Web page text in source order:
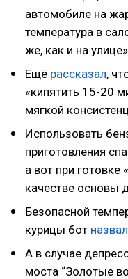
автомобиле на
температура в
же, как и на
Ещё рассказал,
«кипятить 15-20
мягкой
Использовать
приготовления
а вот при
качестве основы
Безопасной
курицы бот назвал
А в случае
моста “Золотые